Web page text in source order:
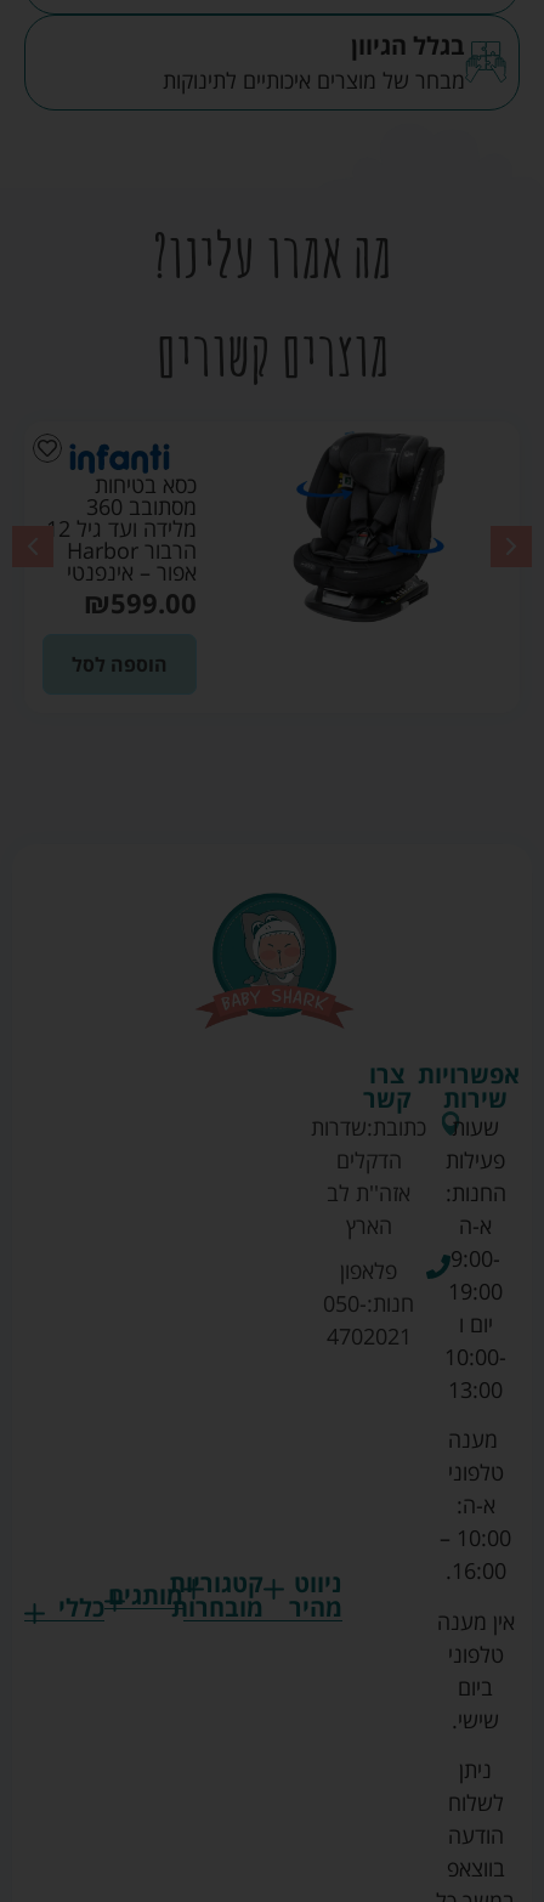
בגלל הגיוון
מבחר של מוצרים איכותיים לתינוקות
מה אמרו עלינו?
מוצרים קשורים
כסא בטיחות
מסתובב 360
מלידה ועד גיל 12
הרבור Harbor
אפור – אינפנטי
₪599.00
הוספה לסל
ניווט
מהיר
קטגוריות
מובחרותמותגים
גרקו
כללי
צרו
קשר
כתובת:שדרות
הדקלים
אזה''ת לב
הארץ
פלאפון
חנות:050-
4702021
אפשרויות
שירות
שעות
פעילות
החנות:
א-ה
9:00-
19:00
יום ו
10:00-
13:00
מענה
טלפוני
א-ה:
10:00 –
16:00.
אין מענה
טלפוני
ביום
שישי.
ניתן
לשלוח
הודעה
בווצאפ